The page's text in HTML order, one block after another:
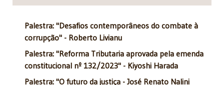
Palestra: "Desafios contemporâneos do combate à
corrupção" - Roberto Livianu
Palestra: "Reforma Tributaria aprovada pela emenda
constitucional nº 132/2023" - Kiyoshi Harada
Palestra: "O futuro da justiça - José Renato Nalini